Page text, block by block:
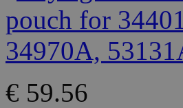
€ 59.56